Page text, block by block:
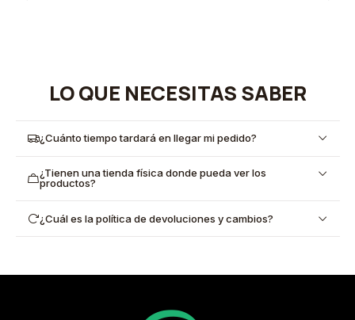
LO QUE NECESITAS SABER
¿Cuánto tiempo tardará en llegar mi pedido?
¿Tienen una tienda física donde pueda ver los
productos?
¿Cuál es la política de devoluciones y cambios?